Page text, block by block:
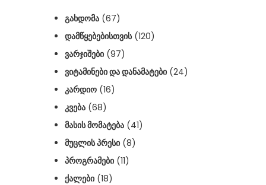
ᲒᲐᲮᲓᲝᲛᲐ (67)
ᲓᲐᲛᲬᲧᲔᲑᲔᲑᲘᲡᲗᲕᲘᲡ(120)
ᲕᲐᲠᲯᲘᲨᲔᲑᲘ (97)
ᲕᲘᲢᲐᲛᲘᲜᲔᲑᲘ ᲓᲐ ᲓᲐᲜᲐᲛᲐᲢᲔᲑᲘ (24)
ᲙᲐᲠᲓᲘᲝ (16)
ᲙᲕᲔᲑᲐ (68)
ᲛᲐᲡᲘᲡ ᲛᲝᲛᲐᲢᲔᲑᲐ (41)
ᲛᲣᲪᲚᲘᲡ ᲞᲠᲔᲡᲘ (8)
ᲞᲠᲝᲒᲠᲐᲛᲔᲑᲘ (11)
ᲥᲐᲚᲔᲑᲘ (18)